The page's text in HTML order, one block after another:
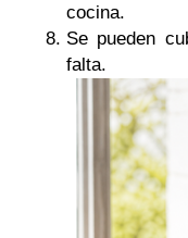
cocina.
Se pueden
falta.